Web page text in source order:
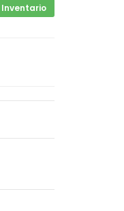
Inventario